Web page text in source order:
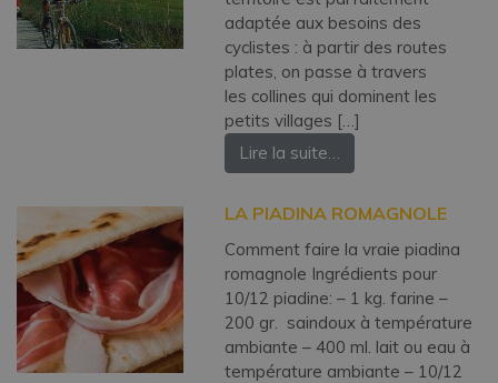
adaptée aux besoins des
cyclistes : à partir des routes
plates, on passe à travers
les collines qui dominent les
petits villages […]
Lire la suite…
LA PIADINA ROMAGNOLE
Comment faire la vraie piadina
romagnole Ingrédients pour
10/12 piadine: – 1 kg. farine –
200 gr. saindoux à température
ambiante – 400 ml. lait ou eau à
température ambiante – 10/12